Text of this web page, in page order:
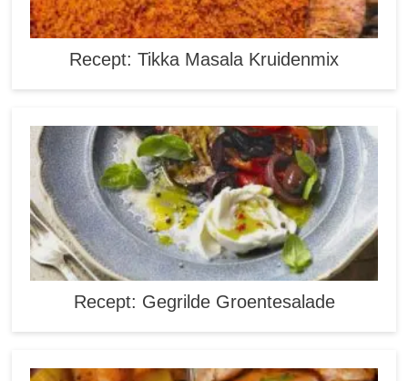
Recept: Tikka Masala Kruidenmix
Recept: Gegrilde Groentesalade